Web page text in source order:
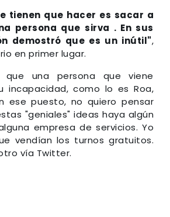
tienen que hacer es sacar a
persona que sirva . En sus
demostró que es un inútil",
en primer lugar.
que una persona que viene
incapacidad, como lo es Roa,
ese puesto, no quiero pensar
"geniales" ideas haya algún
empresa de servicios. Yo
vendían los turnos gratuitos.
vía Twitter.